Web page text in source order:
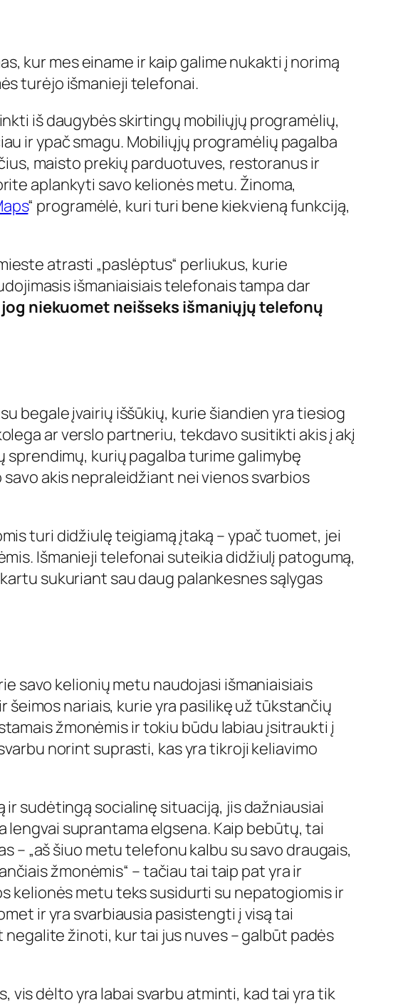
kur mes einame ir kaip galime nukakti į norimą
turėjo išmanieji telefonai.
iš daugybės skirtingų mobiliųjų programėlių,
ir ypač smagu. Mobiliųjų programėlių pagalba
maisto prekių parduotuves, restoranus ir
aplankyti savo kelionės metu. Žinoma,
“ programėlė, kuri turi bene kiekvieną funkciją,
atrasti „paslėptus“ perliukus, kurie
išmaniaisiais telefonais tampa dar
niekuomet neišseks išmaniųjų telefonų
begale įvairių iššūkių, kurie šiandien yra tiesiog
ar verslo partneriu, tekdavo susitikti akis į akį
sprendimų, kurių pagalba turime galimybę
akis nepraleidžiant nei vienos svarbios
turi didžiulę teigiamą įtaką – ypač tuomet, jei
Išmanieji telefonai suteikia didžiulį patogumą,
sukuriant sau daug palankesnes sąlygas
savo kelionių metu naudojasi išmaniaisiais
nariais, kurie yra pasilikę už tūkstančių
žmonėmis ir tokiu būdu labiau įsitraukti į
norint suprasti, kas yra tikroji keliavimo
sudėtingą socialinę situaciją, jis dažniausiai
lengvai suprantama elgsena. Kaip bebūtų, tai
– „aš šiuo metu telefonu kalbu su savo draugais,
žmonėmis“ – tačiau tai taip pat yra ir
kelionės metu teks susidurti su nepatogiomis ir
ir yra svarbiausia pasistengti į visą tai
žinoti, kur tai jus nuves – galbūt padės
vis dėlto yra labai svarbu atminti, kad tai yra tik